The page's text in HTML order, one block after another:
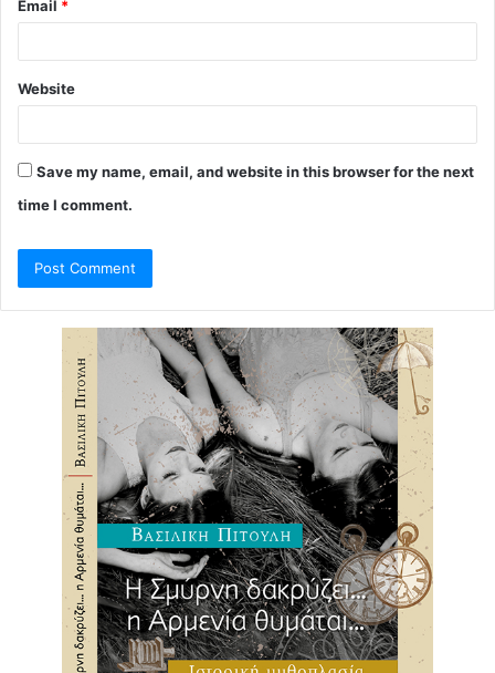
Email *
Website
Save my name, email, and website in this browser for the next
time I comment.